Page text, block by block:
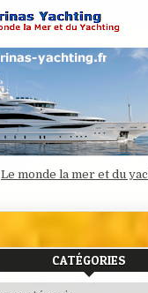
Le monde la mer et du
CATÉGORIES